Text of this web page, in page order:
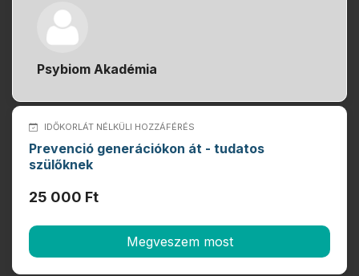
Psybiom Akadémia
IDŐKORLÁT NÉLKÜLI HOZZÁFÉRÉS
Prevenció generációkon át ​- tudatos
szülőknek
25 000 Ft
Megveszem most